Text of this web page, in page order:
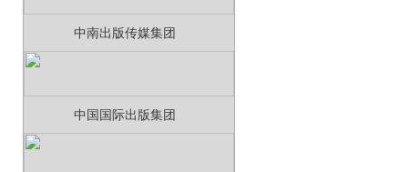
中南出版传媒集团
中国国际出版集团